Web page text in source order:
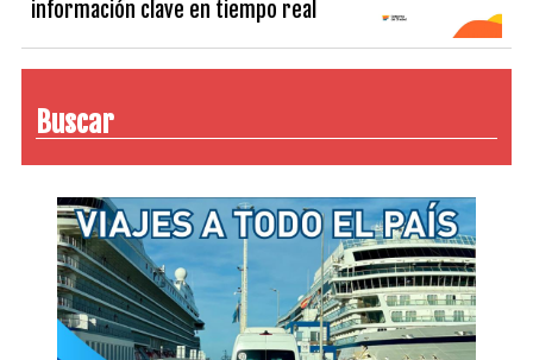
información clave en tiempo real
Buscar